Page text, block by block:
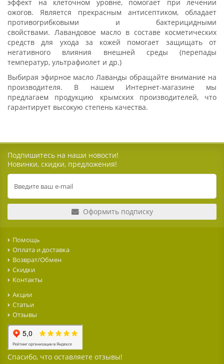
эффект на клеточном уровне, помогает при лечении
ожогов. Является прекрасным антисептиком, обладает
противогрибковыми и бактерицидными
свойствами. Лавандовое масло в составе косметических
средств для ухода за кожей помогает защищать от
негативного влияния внешней среды (перепады
температур, ультрафиолет и др.)
Выбирая эфирное масло Лаванды обращайте внимание на
производителя. В нашем Интернет-магазине мы
предлагаем продукцию крымских производителей, что
гарантирует высокую степень качества.
Подпишитесь на наши новости!
Новинки, скидки, предложения!
Оформить подписку
Помощь
Оплата и доставка
Возврат/Обмен
Скидки
Контакты
Акции
Статьи
Отзывы
Спасибо, что оставляете отзывы!